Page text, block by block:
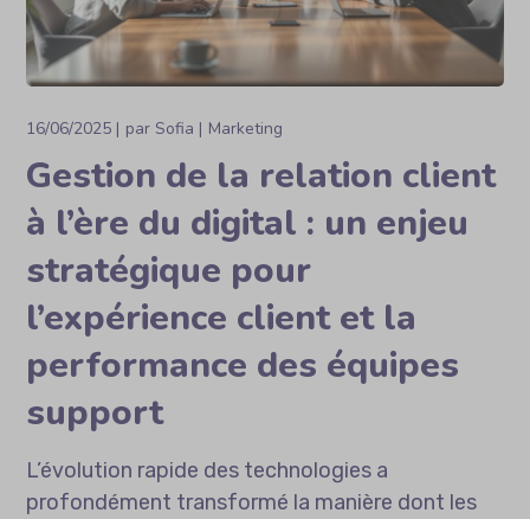
16/06/2025 parSofia Marketing
Gestion de la relation client
à l’ère du digital : un enjeu
stratégique pour
l’expérience client et la
performance des équipes
support
L’évolution rapide des technologies a
profondément transformé la manière dont les